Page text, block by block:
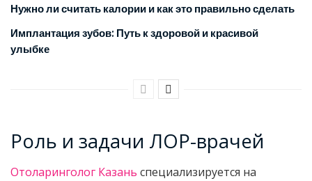
Нужно ли считать калории и как это правильно сделать
Имплантация зубов: Путь к здоровой и красивой
улыбке
Роль и задачи ЛОР-врачей
Отоларинголог Казань специализируется на